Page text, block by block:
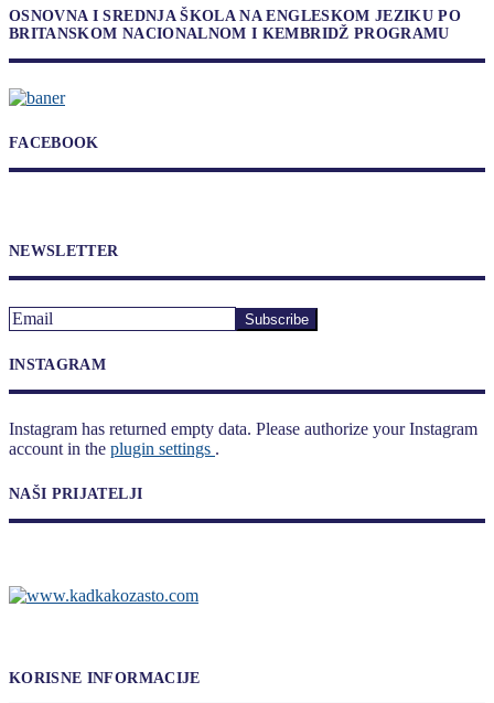
OSNOVNA I SREDNJA ŠKOLA NA ENGLESKOM JEZIKU PO
BRITANSKOM NACIONALNOM I KEMBRIDŽ PROGRAMU
FACEBOOK
NEWSLETTER
INSTAGRAM
Instagram has returned empty data. Please authorize your Instagram
account in the plugin settings .
NAŠI PRIJATELJI
KORISNE INFORMACIJE